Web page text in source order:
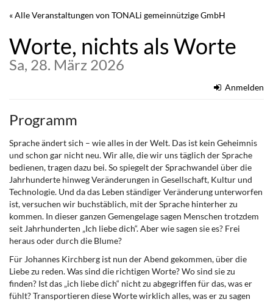
Zum
springen
« Alle Veranstaltungen von TONALi gemeinnützige GmbH
Worte, nichts als Worte
Sa, 28. März 2026
Anmelden
Programm
Sprache ändert sich – wie alles in der Welt. Das ist kein Geheimnis
und schon gar nicht neu. Wir alle, die wir uns täglich der Sprache
bedienen, tragen dazu bei. So spiegelt der Sprachwandel über die
Jahrhunderte hinweg Veränderungen in Gesellschaft, Kultur und
Technologie. Und da das Leben ständiger Veränderung unterworfen
ist, versuchen wir buchstäblich, mit der Sprache hinterher zu
kommen. In dieser ganzen Gemengelage sagen Menschen trotzdem
seit Jahrhunderten „Ich liebe dich“. Aber wie sagen sie es? Frei
heraus oder durch die Blume?
Für Johannes Kirchberg ist nun der Abend gekommen, über die
Liebe zu reden. Was sind die richtigen Worte? Wo sind sie zu
finden? Ist das „ich liebe dich“ nicht zu abgegriffen für das, was er
fühlt? Transportieren diese Worte wirklich alles, was er zu sagen